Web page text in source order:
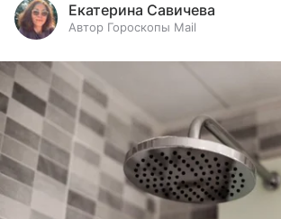
Екатерина Савичева
Автор Гороскопы Mail